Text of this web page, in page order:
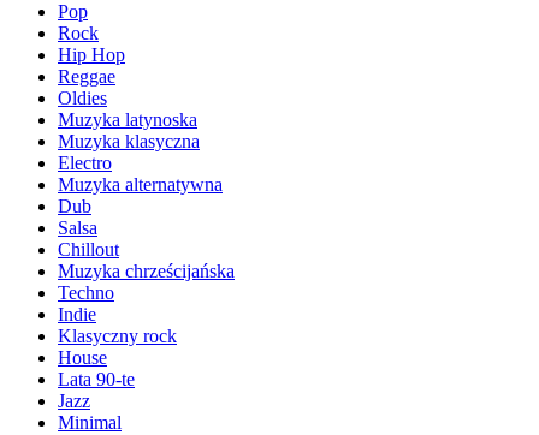
Pop
Rock
Hip Hop
Reggae
Oldies
Muzyka latynoska
Muzyka klasyczna
Electro
Muzyka alternatywna
Dub
Salsa
Chillout
Muzyka chrześcijańska
Techno
Indie
Klasyczny rock
House
Lata 90-te
Jazz
Minimal